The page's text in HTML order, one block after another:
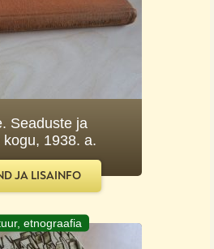
Seaduste ja
kogu, 1938. a.
JA LISAINFO
etnograafia